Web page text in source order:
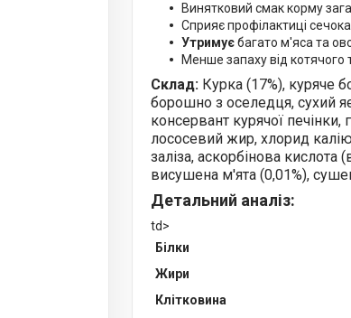
Винятковий смак корму
Сприяє профілактиці
Утримуєбагато м'яса та
Менше запаху від котячого
Склад: Курка (17%), куряче
борошно з оселедця, сухий
консервант курячої
лососевий жир, хлорид
заліза, аскорбінова кислота
висушена м'ята (0,01%),
Детальний аналіз:
td>
Білки
Жири
Клітковина